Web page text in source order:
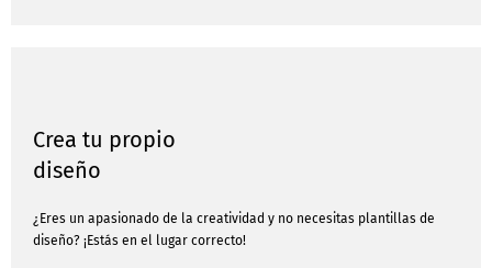
Crea tu propio
diseño
¿Eres un apasionado de la creatividad y no necesitas plantillas de
diseño? ¡Estás en el lugar correcto!